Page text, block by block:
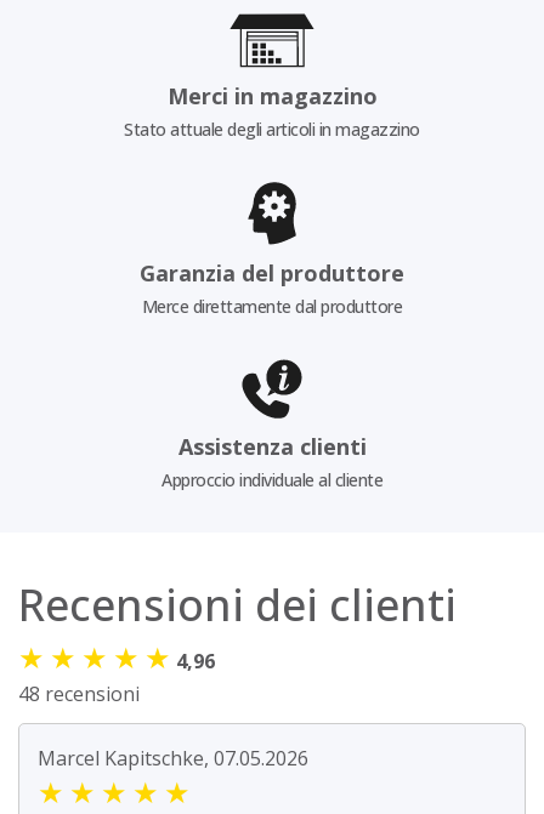
Merci in magazzino
Stato attuale degli articoli in magazzino
Garanzia del produttore
Merce direttamente dal produttore
Assistenza clienti
Approccio individuale al cliente
Recensioni dei clienti
★ ★ ★ ★ ★ 4,96
48 recensioni
Marcel Kapitschke, 07.05.2026
★ ★ ★ ★ ★